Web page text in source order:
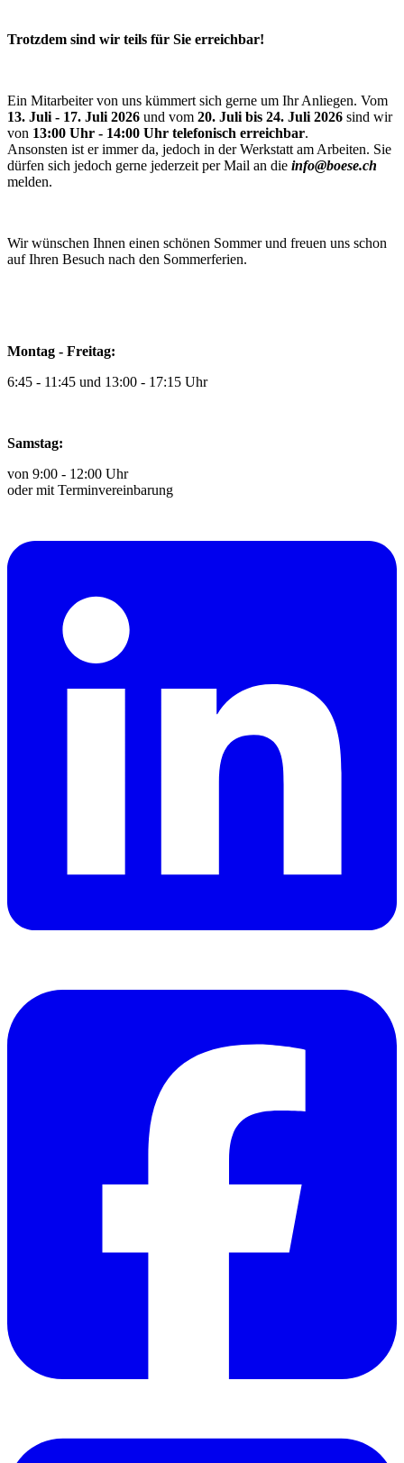
Trotzdem sind wir teils für Sie erreichbar!
Ein Mitarbeiter von uns kümmert sich gerne um Ihr Anliegen. Vom
13. Juli - 17. Juli 2026 und vom 20. Juli bis 24. Juli 2026 sind wir
von 13:00 Uhr - 14:00 Uhr telefonisch erreichbar.
Ansonsten ist er immer da, jedoch in der Werkstatt am Arbeiten. Sie
dürfen sich jedoch gerne jederzeit per Mail an die info@boese.ch
melden.
Wir wünschen Ihnen einen schönen Sommer und freuen uns schon
auf Ihren Besuch nach den Sommerferien.
Montag - Freitag:
6:45 - 11:45 und 13:00 - 17:15 Uhr
Samstag:
von 9:00 - 12:00 Uhr
oder mit Terminvereinbarung